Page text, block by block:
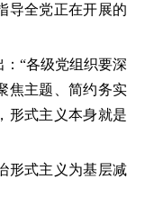
导全党正在开展的
“各级党组织要深
焦主题、简约务实
形式主义本身就是
式主义为基层减